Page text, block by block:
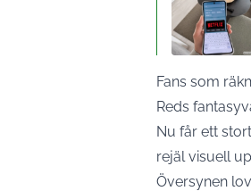
Fans som
Reds
Nu får ett
rejäl visuell
Översynen